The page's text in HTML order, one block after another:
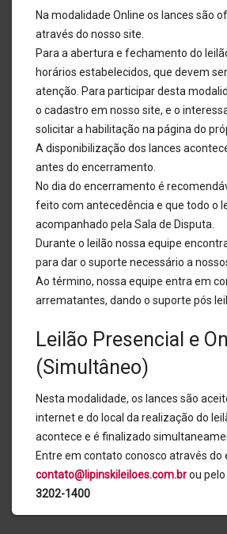
Na modalidade Online os lances são
através do nosso site.
Para a abertura e fechamento do
horários estabelecidos, que devem
atenção. Para participar desta
o cadastro em nosso site, e o
solicitar a habilitação na página do
A disponibilização dos lances
antes do encerramento.
No dia do encerramento é
feito com antecedência e que todo o
acompanhado pela Sala de Disputa.
Durante o leilão nossa equipe
para dar o suporte necessário a
Ao término, nossa equipe entra em
arrematantes, dando o suporte pós
Leilão Presencial e
(Simultâneo)
Nesta modalidade, os lances são
internet e do local da realização do
acontece e é finalizado
Entre em contato conosco através do
contato@lipinskileiloes.com.brou
3202-1400